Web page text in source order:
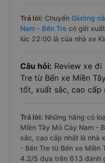
Trả lời: Chuyến Giường
Nam - Bến Tre có giờ
lúc 22:00 là của nhà xe
Câu hỏi: Review xe đi
Tre từ Bến xe Miền
tốt, xuất sắc, cao cấp
Trả lời: Những hãng có
Miền Tây Mỏ Cày Nam -
sắc, cao cấp nhất là nhà
- Bến Tre từ Bến xe Miền
4.2/5 dựa trên 613 đánh